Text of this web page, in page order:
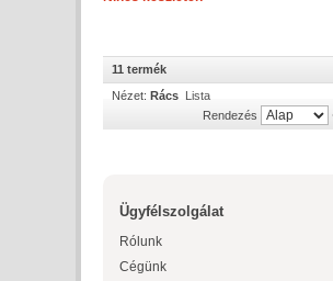
11 termék
Nézet: Rács Lista
Rendezés
Ügyfélszolgálat
Rólunk
Cégünk